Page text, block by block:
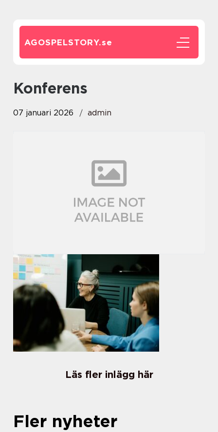
AGOSPELSTORY.se
konferens
07 januari 2026 admin
Läs fler inlägg här
Fler nyheter